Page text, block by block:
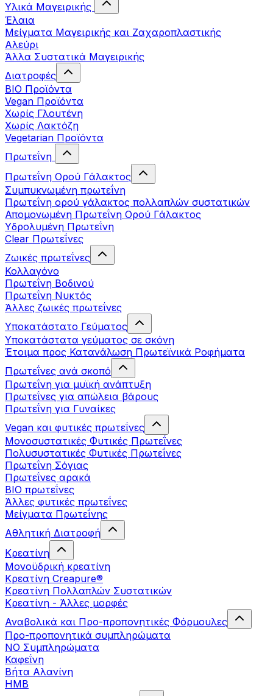
Υλικά Μαγειρικής
Έλαια
Μείγματα Μαγειρικής και Ζαχαροπλαστικής
Αλεύρι
Άλλα Συστατικά Μαγειρικής
Διατροφές
BIO Προϊόντα
Vegan Προϊόντα
Χωρίς Γλουτένη
Χωρίς Λακτόζη
Vegetarian Προϊόντα
Πρωτεΐνη
Πρωτεΐνη Ορού Γάλακτος
Συμπυκνωμένη πρωτεΐνη
Πρωτεΐνη ορού γάλακτος πολλαπλών συστατικών
Απομονωμένη Πρωτεΐνη Ορού Γάλακτος
Υδρολυμένη Πρωτεΐνη
Clear Πρωτεΐνες
Ζωικές πρωτεΐνες
Κολλαγόνο
Πρωτεΐνη Βοδινού
Πρωτεΐνη Νυκτός
Άλλες ζωικές πρωτεΐνες
Υποκατάστατο Γεύματος
Υποκατάστατα γεύματος σε σκόνη
Έτοιμα προς Κατανάλωση Πρωτεϊνικά Ροφήματα
Πρωτεΐνες ανά σκοπό
Πρωτεΐνη για μυϊκή ανάπτυξη
Πρωτεΐνες για απώλεια βάρους
Πρωτεΐνη για Γυναίκες
Vegan και φυτικές πρωτεΐνες
Μονοσυστατικές Φυτικές Πρωτεΐνες
Πολυσυστατικές Φυτικές Πρωτεΐνες
Πρωτεΐνη Σόγιας
Πρωτεΐνες αρακά
ΒIO πρωτεΐνες
Άλλες φυτικές πρωτεΐνες
Μείγματα Πρωτεΐνης
Αθλητική Διατροφή
Κρεατίνη
Μονοϋδρική κρεατίνη
Κρεατίνη Creapure®
Κρεατίνη Πολλαπλών Συστατικών
Κρεατίνη - Άλλες μορφές
Αναβολικά και Προ-προπονητικές Φόρμουλες
Προ-προπονητικά συμπληρώματα
ΝΟ Συμπληρώματα
Καφεΐνη
Βήτα Αλανίνη
HMB